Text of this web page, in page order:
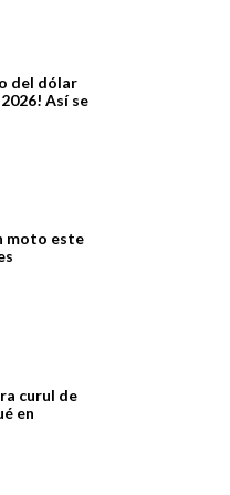
del dólar
Así se
moto este
curul de
en